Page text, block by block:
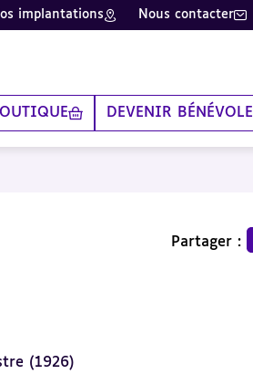
implantations Nous contacter
DEVENIR BÉNÉVOLE
Partager :
(1926)